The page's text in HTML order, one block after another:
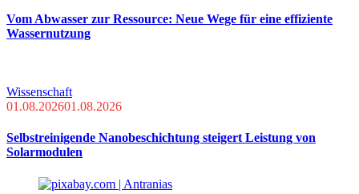
Vom Abwasser zur Ressource: Neue Wege für eine effiziente
Wassernutzung
Wissenschaft
01.08.202601.08.2026
Selbstreinigende Nanobeschichtung steigert Leistung von
Solarmodulen